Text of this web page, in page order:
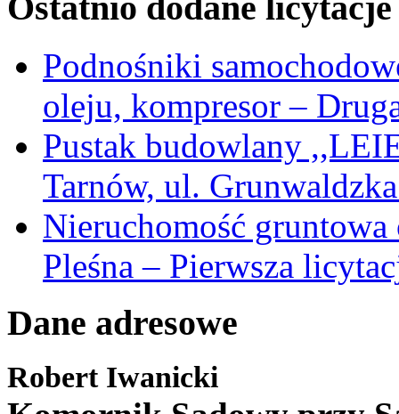
Podnośniki
oleju, kompresor –
Pustak budowlany
Tarnów, ul.
Nieruchomość
Pleśna – Pierwsza
Dane adresowe
Robert Iwanicki